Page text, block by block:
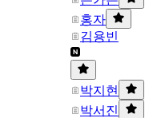
홍자
김용빈
박지현
박서진